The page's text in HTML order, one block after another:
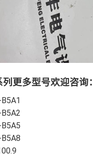
更多型号欢迎咨询：